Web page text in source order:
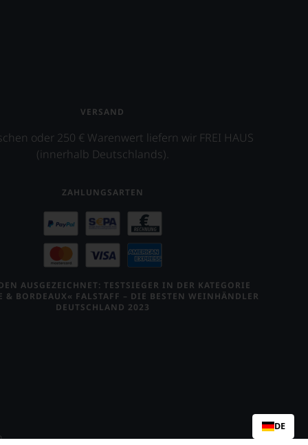
VERSAND
oder 250 € Warenwert liefern wir FREI HAUS
(innerhalb Deutschlands).
ZAHLUNGSARTEN
AUSGEZEICHNET: TESTSIEGER IN DER KATEGORIE
& BORDEAUX« FALSTAFF – DIE BESTEN WEINHÄNDLER
DEUTSCHLAND 2023
DE